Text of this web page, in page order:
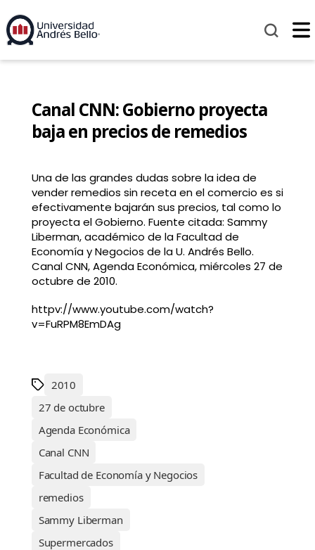
Canal CNN: Gobierno proyecta
baja en precios de remedios
Una de las grandes dudas sobre la idea de
vender remedios sin receta en el comercio es si
efectivamente bajarán sus precios, tal como lo
proyecta el Gobierno. Fuente citada: Sammy
Liberman, académico de la Facultad de
Economía y Negocios de la U. Andrés Bello.
Canal CNN, Agenda Económica, miércoles 27 de
octubre de 2010.
httpv://www.youtube.com/watch?
v=FuRPM8EmDAg
2010
27 de octubre
Agenda Económica
Canal CNN
Facultad de Economía y Negocios
remedios
Sammy Liberman
Supermercados